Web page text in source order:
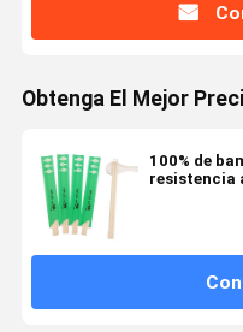
Obtenga El Mejor
100% de
resistencia